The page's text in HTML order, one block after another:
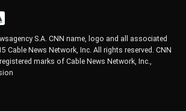
S.A. CNN name, logo and all associated
Cable News Network, Inc. All rights reserved. CNN
marks of Cable News Network, Inc.,